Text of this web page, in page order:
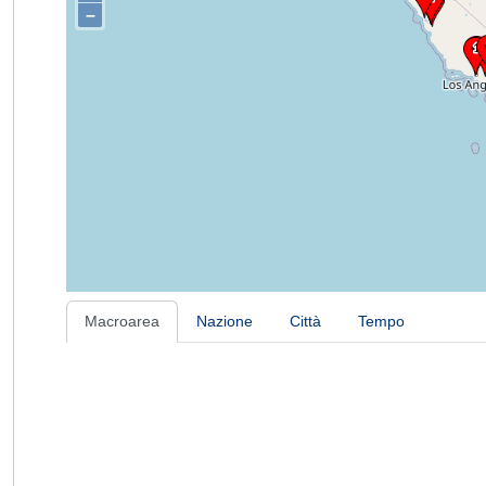
–
Macroarea Nazione Città Tempo